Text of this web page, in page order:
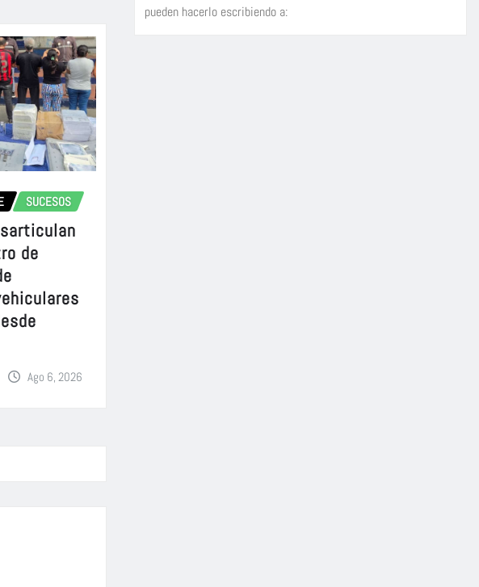
SUCESOS
de
Ago 6, 2026
pueden hacerlo escribiendo a: